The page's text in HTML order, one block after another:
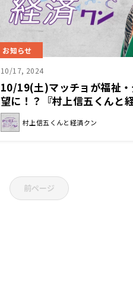
お知らせ
10/17, 2024
10/19(土)マッチョが福祉
望に！？『村上信五くんと
村上信五くんと経済クン
前ページ